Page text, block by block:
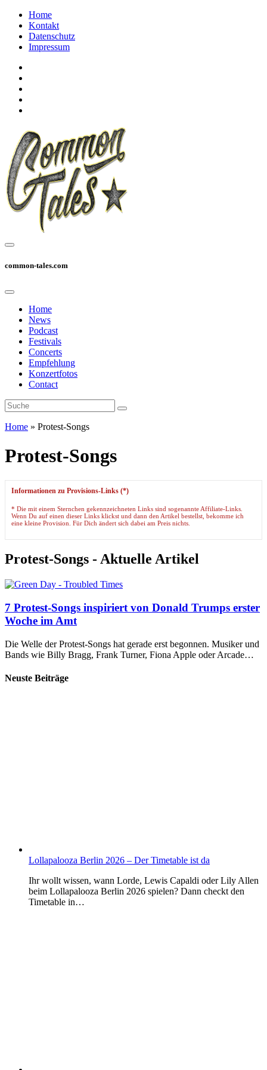
Home
Kontakt
Datenschutz
Impressum
common-tales.com
Home
News
Podcast
Festivals
Concerts
Empfehlung
Konzertfotos
Contact
Home » Protest-Songs
Protest-Songs
Informationen zu Provisions-Links (*)
* Die mit einem Sternchen gekennzeichneten Links sind sogenannte Affiliate-Links.
Wenn Du auf einen dieser Links klickst und dann den Artikel bestellst, bekomme ich
eine kleine Provision. Für Dich ändert sich dabei am Preis nichts.
Protest-Songs - Aktuelle Artikel
7 Protest-Songs inspiriert von Donald Trumps erster
Woche im Amt
Die Welle der Protest-Songs hat gerade erst begonnen. Musiker und
Bands wie Billy Bragg, Frank Turner, Fiona Apple oder Arcade…
Neuste Beiträge
Lollapalooza Berlin 2026 – Der Timetable ist da
Ihr wollt wissen, wann Lorde, Lewis Capaldi oder Lily Allen
beim Lollapalooza Berlin 2026 spielen? Dann checkt den
Timetable in…